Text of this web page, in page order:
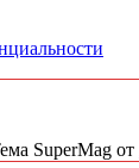
SuperMag от